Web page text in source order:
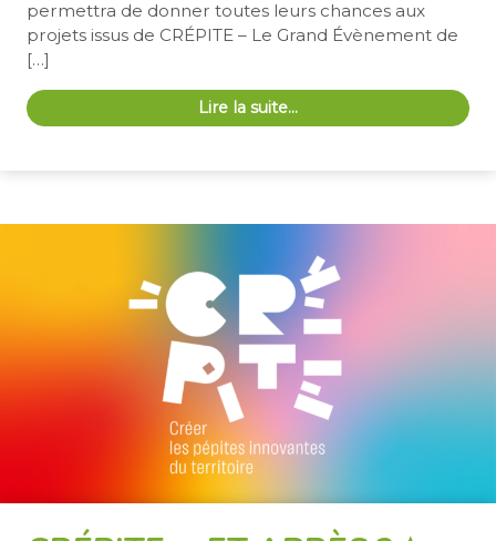
permettra de donner toutes leurs chances aux
projets issus de CRÉPITE – Le Grand Évènement de
[…]
Lire la suite…